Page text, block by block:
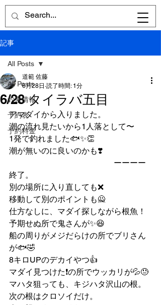
記事
All Posts
釣果情報
予約表
予約料金
All Posts
6/28 タイラバ五目
道範 佐藤
6月28日 読了時間: 1分
アマダイから入りました。
潮の流れ見たいから1人落として〜
1発で釣れました🐟✨👏
潮が無いのに良いのかも❣️
ーーーー
終了。
別の場所に入り直しても❌
移動して別のポイントも🙅
仕方なしに、マダイ探しながら根魚！
予期せぬ所で鬼さんが✨😆
船の周りがメジだらけの所でブリさん
が🐟🤣
8キロUPのデカイやつ👍
マダイ見つけた❗️の所でウッカリが💦😓
マハタ狙っても、キジハタ沢山の根。
次の根はクロソイだけ。